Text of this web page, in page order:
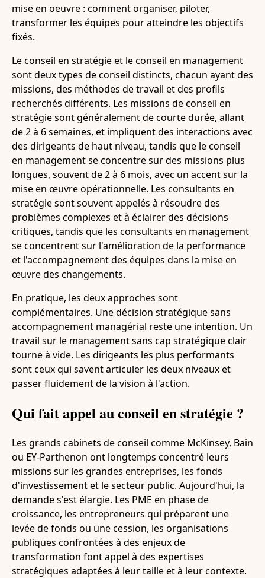
mise en oeuvre : comment organiser, piloter,
transformer les équipes pour atteindre les objectifs
fixés.
Le conseil en stratégie et le conseil en management
sont deux types de conseil distincts, chacun ayant des
missions, des méthodes de travail et des profils
recherchés différents. Les missions de conseil en
stratégie sont généralement de courte durée, allant
de 2 à 6 semaines, et impliquent des interactions avec
des dirigeants de haut niveau, tandis que le conseil
en management se concentre sur des missions plus
longues, souvent de 2 à 6 mois, avec un accent sur la
mise en œuvre opérationnelle. Les consultants en
stratégie sont souvent appelés à résoudre des
problèmes complexes et à éclairer des décisions
critiques, tandis que les consultants en management
se concentrent sur l'amélioration de la performance
et l'accompagnement des équipes dans la mise en
œuvre des changements.
En pratique, les deux approches sont
complémentaires. Une décision stratégique sans
accompagnement managérial reste une intention. Un
travail sur le management sans cap stratégique clair
tourne à vide. Les dirigeants les plus performants
sont ceux qui savent articuler les deux niveaux et
passer fluidement de la vision à l'action.
Qui fait appel au conseil en stratégie ?
Les grands cabinets de conseil comme McKinsey, Bain
ou EY-Parthenon ont longtemps concentré leurs
missions sur les grandes entreprises, les fonds
d'investissement et le secteur public. Aujourd'hui, la
demande s'est élargie. Les PME en phase de
croissance, les entrepreneurs qui préparent une
levée de fonds ou une cession, les organisations
publiques confrontées à des enjeux de
transformation font appel à des expertises
stratégiques adaptées à leur taille et à leur contexte.